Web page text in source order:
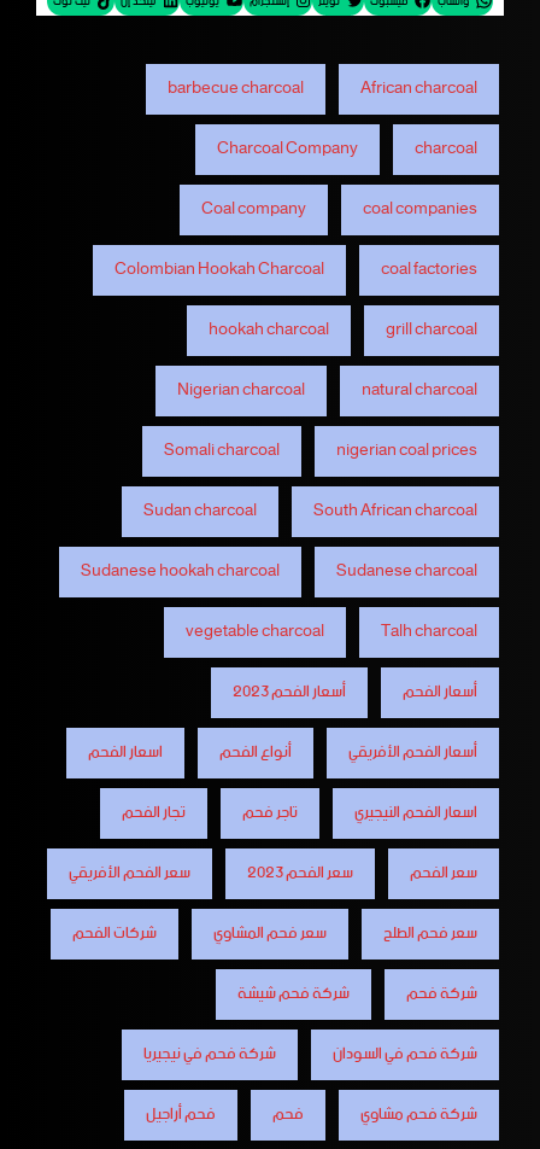
African charcoal
barbecue charcoal
charcoal
Charcoal Company
coal companies
Coal company
coal factories
Colombian Hookah Charcoal
grill charcoal
hookah charcoal
natural charcoal
Nigerian charcoal
nigerian coal prices
Somali charcoal
South African charcoal
Sudan charcoal
Sudanese charcoal
Sudanese hookah charcoal
Talh charcoal
vegetable charcoal
أسعار الفحم
أسعار الفحم 2023
أسعار الفحم الأفريقي
أنواع الفحم
اسعار الفحم
اسعار الفحم النيجيري
تاجر فحم
تجار الفحم
سعر الفحم
سعر الفحم 2023
سعر الفحم الأفريقي
سعر فحم الطلح
سعر فحم المشاوي
شركات الفحم
شركة فحم
شركة فحم شيشة
شركة فحم في السودان
شركة فحم في نيجيريا
شركة فحم مشاوي
فحم
فحم أراجيل